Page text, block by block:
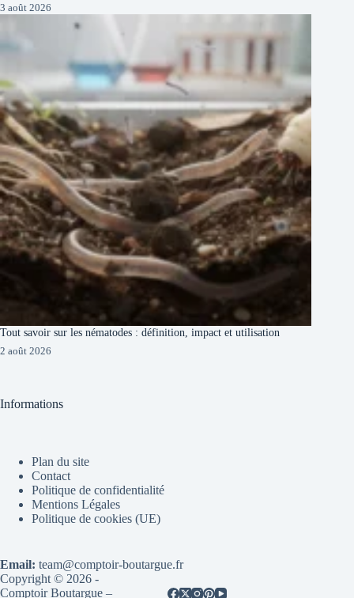
3 août 2026
Tout savoir sur les nématodes : définition, impact et utilisation
2 août 2026
Informations
Plan du site
Contact
Politique de confidentialité
Mentions Légales
Politique de cookies (UE)
Email: team@comptoir-boutargue.fr
Copyright © 2026 -
Comptoir Boutargue –